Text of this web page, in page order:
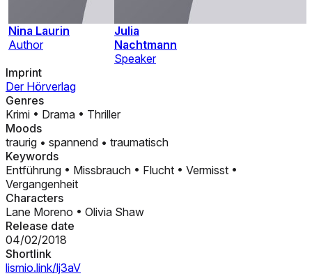
Nina Laurin
Author
Julia
Nachtmann
Speaker
Imprint
Der Hörverlag
Genres
Krimi • Drama • Thriller
Moods
traurig • spannend • traumatisch
Keywords
Entführung • Missbrauch • Flucht • Vermisst •
Vergangenheit
Characters
Lane Moreno • Olivia Shaw
Release date
04/02/2018
Shortlink
lismio.link/lj3aV